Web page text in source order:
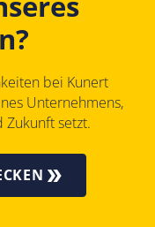
bei Kunert
Unternehmens,
Zukunft setzt.